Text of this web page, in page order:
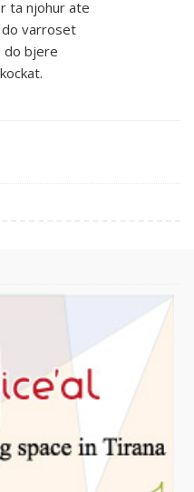
ta njohur ate
do varroset
do bjere